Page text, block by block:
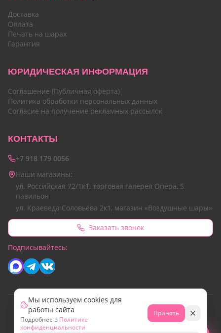
Доставка
Оплата
Печать на шарах
Гарантия
ЮРИДИЧЕСКАЯ ИНФОРМАЦИЯ
Соглашение (Публичная оферта)
Политика обработки персональных данных
Согласие на получение рекламных рассылок
КОНТАКТЫ
+7 918 179 0056
Наши магазины:
ул. Российская 72/1к1, торговая галерея Опера, 5
павильон
ул. Краеведа Соловьёва 2к1, магазин «Воздушные шары»
Заказать звонок
Подписывайтесь:
© 2026 Все права защищены.
Сайт разработан командой Emotion Marketing
Мы используем cookies для
работы сайта
Подробнее в Политике
конфиденциальности
Принять